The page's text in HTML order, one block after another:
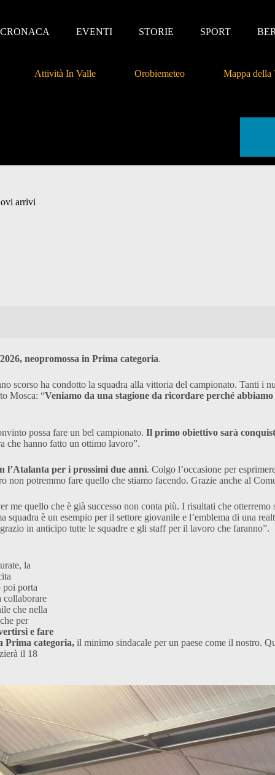
CRONACA EVENTI STORIE SPORT
Attività In Valle Orobiemeteo Mappa della
arrivi
neopromossa in Prima categoria.
scorso ha condotto la squadra alla vittoria del campionato. Tanti i
Mosca: “Veniamo da una stagione da ricordare perché
possa fare un bel campionato. Il primo obiettivo sarà
che hanno fatto un ottimo lavoro”.
l’Atalanta per i prossimi due anni. Colgo l’occasione per
non potremmo fare quello che stiamo facendo. Grazie anche al
me quello che è già successo non conta più. I risultati che
è un esempio per il settore giovanile e l’emblema di una
in anticipo tutte le squadre e gli staff per il lavoro che faranno”.
la
poi porta
collaborare
che nella
per
e fare
Prima categoria, il minimo sindacale per un paese come il nostro.
il 18